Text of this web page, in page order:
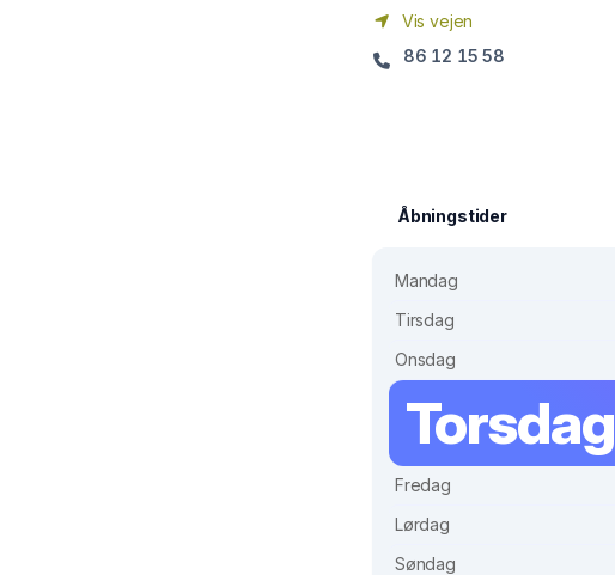
Vis vejen
86 12 15 58
Åbningstider
Mandag
Tirsdag
Onsdag
Torsdag
Fredag
Lørdag
Søndag